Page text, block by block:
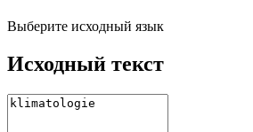
Выберите исходный язык
Исходный текст